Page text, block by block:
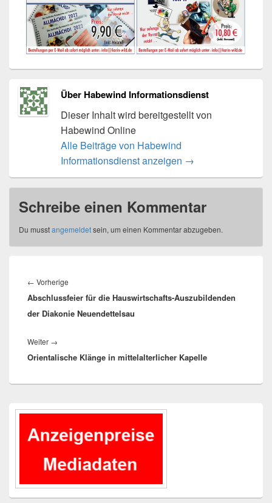
Über Habewind Informationsdienst
Dieser Inhalt wird bereitgestellt von
Habewind Online
Alle Beiträge von Habewind
Informationsdienst anzeigen →
Schreibe einen Kommentar
Du musstangemeldetsein, um einen Kommentar abzugeben.
← Vorherige
Beitrag:
Abschlussfeier für die Hauswirtschafts-Auszubildenden
der Diakonie Neuendettelsau
Weiter →
Beitrag:
Orientalische Klänge in mittelalterlicher Kapelle
Primärer
Widgetbereich